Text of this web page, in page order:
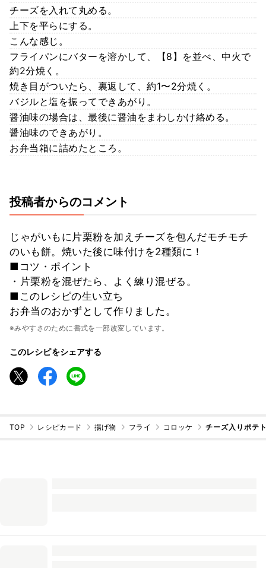
チーズを入れて丸める。
上下を平らにする。
こんな感じ。
フライパンにバターを溶かして、【8】を並べ、中火で
約2分焼く。
焼き目がついたら、裏返して、約1〜2分焼く。
バジルと塩を振ってできあがり。
醤油味の場合は、最後に醤油をまわしかけ絡める。
醤油味のできあがり。
お弁当箱に詰めたところ。
投稿者からのコメント
じゃがいもに片栗粉を加えチーズを包んだモチモチ
のいも餅。焼いた後に味付けを2種類に！
■コツ・ポイント
・片栗粉を混ぜたら、よく練り混ぜる。
■このレシピの生い立ち
お弁当のおかずとして作りました。
※みやすさのために書式を一部改変しています。
このレシピをシェアする
TOP レシピカード 揚げ物 フライ コロッケ チーズ入りポテ